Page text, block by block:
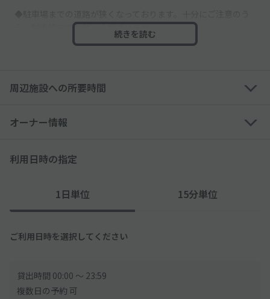
え、駐車場までお越しくださいませ。
◆他の空スペースは別契約者様のスペースとなりますので、必ず
◇住宅街にあるので、周辺の住民・対向車・騒音などにはご注意
続きを読む
周辺施設への所要時間
オーナー情報
利用日時の指定
1日単位 15分単位
ご利用日時を選択してください
貸出時間 00:00 〜 23:59
複数日の予約 可